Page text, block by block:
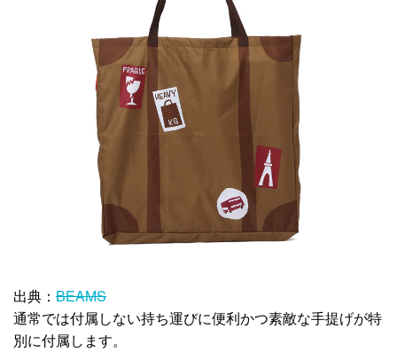
出典： BEAMS
通常では付属しない持ち運びに便利かつ素敵な手提げが特
別に付属します。